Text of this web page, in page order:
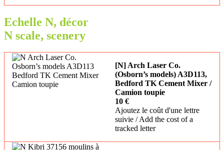
Echelle N, décor
N scale, scenery
[N] Arch Laser Co.
(Osborn’s models) A3D113,
Bedford TK Cement Mixer /
Camion toupie
10 €
Ajoutez le coût d'une lettre
suivie / Add the cost of a
tracked letter